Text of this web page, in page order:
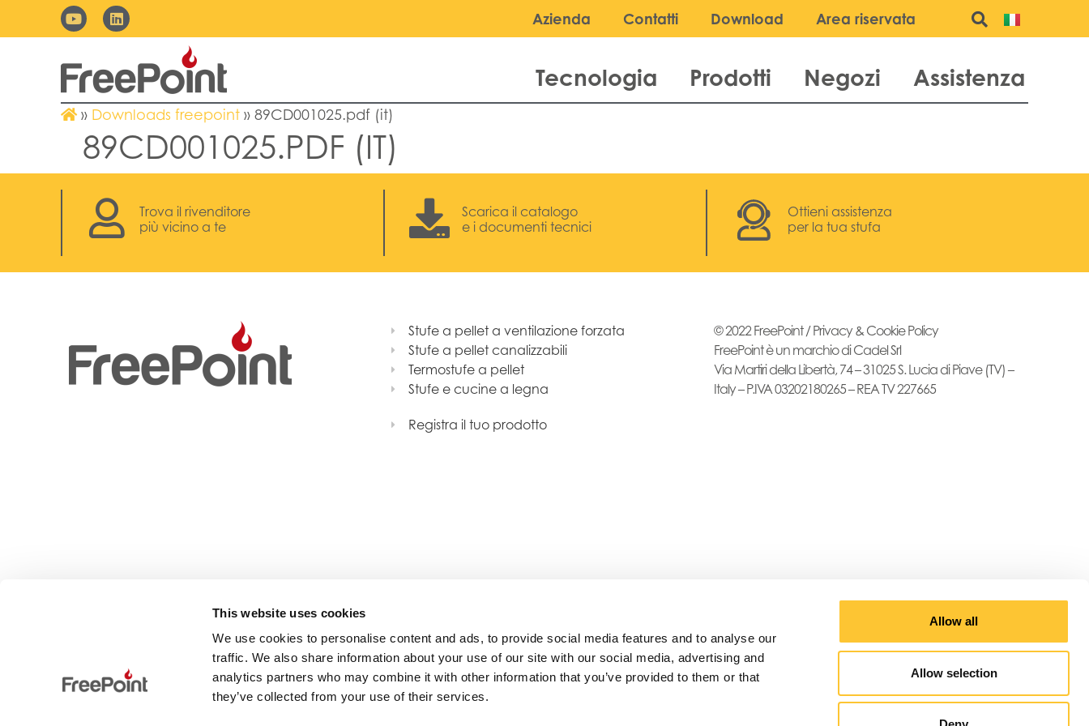
This website uses cookies
We use cookies to personalise content and ads, to provide social media features and to analyse our
traffic. We also share information about your use of our site with our social media, advertising and
analytics partners who may combine it with other information that you’ve provided to them or that
they’ve collected from your use of their services.
Allow all
Allow selection
Azienda Contatti Download Area riservata
Tecnologia Prodotti Negozi Assistenza
» Downloads freepoint » 89CD001025.pdf (it)
89CD001025.PDF (IT)
Trova il rivenditore
più vicino a te
Scarica il catalogo
e i documenti tecnici
Ottieni assistenza
per la tua stufa
Stufe a pellet a ventilazione forzata
Stufe a pellet canalizzabili
Termostufe a pellet
Stufe e cucine a legna
Registra il tuo prodotto
© 2022 FreePoint /Privacy & Cookie Policy
FreePoint è un marchio di Cadel Srl
Via Martiri della Libertà, 74 – 31025 S. Lucia di Piave (TV) –
Italy – P.IVA 03202180265 – REA TV 227665